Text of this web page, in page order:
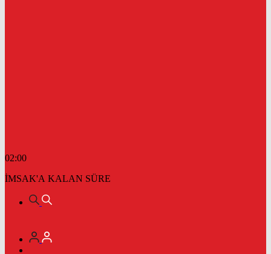
02:00
İMSAK'A KALAN SÜRE